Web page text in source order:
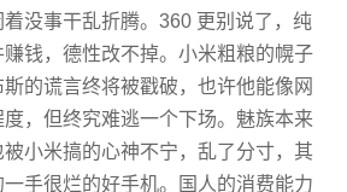
着没事干乱折腾。360 更别说了，纯
钱，德性改不掉。小米粗粮的幌子
的谎言终将被戳破，也许他能像网
，但终究难逃一个下场。魅族本来
小米搞的心神不宁，乱了分寸，其
手很烂的好手机。国人的消费能力